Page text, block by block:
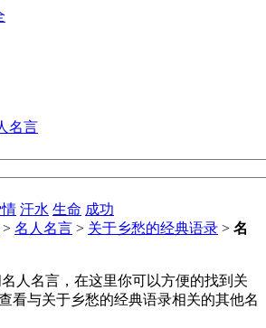
名言
汗水 生命 成功
> 名人名言 > 关于乡愁的经典语录 > 名
人名言，在这里你可以方便的找到关
看与关于乡愁的经典语录相关的其他名